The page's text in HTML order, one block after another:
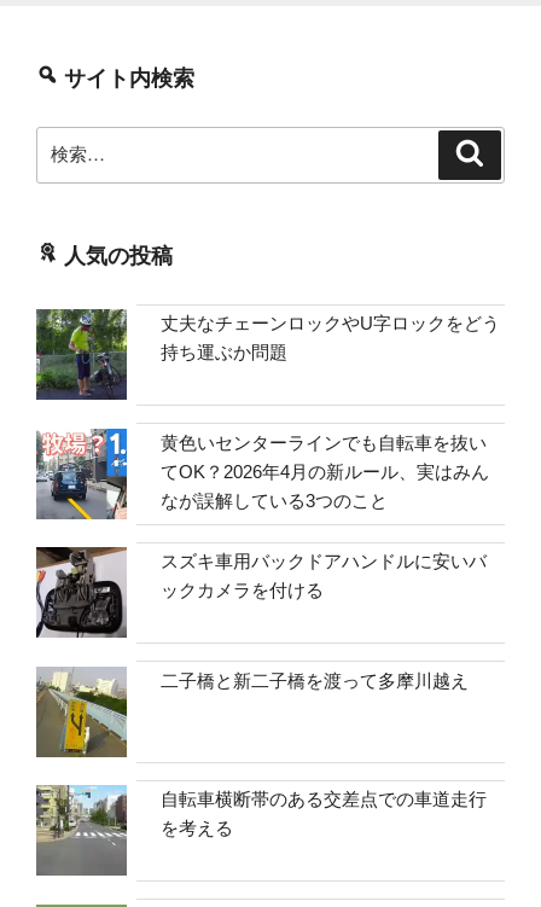
サイト内検索
索:
人気の投稿
丈夫なチェーンロックやU字ロックをどう
持ち運ぶか問題
黄色いセンターラインでも自転車を抜い
てOK？2026年4月の新ルール、実はみん
なが誤解している3つのこと
スズキ車用バックドアハンドルに安いバ
ックカメラを付ける
二子橋と新二子橋を渡って多摩川越え
自転車横断帯のある交差点での車道走行
を考える